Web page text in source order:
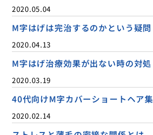
2020.05.04
M字はげは完治するのかという疑問
2020.04.13
M字はげ治療効果が出ない時の対処
2020.03.19
40代向けM字カバーショートヘア集
2020.02.14